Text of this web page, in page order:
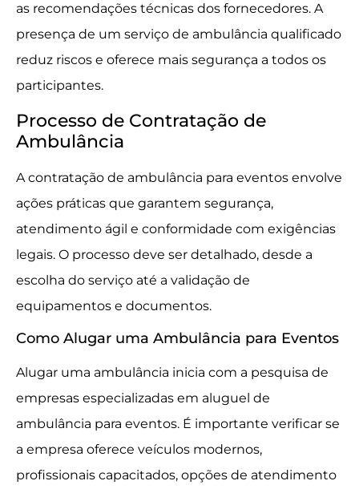
as recomendações técnicas dos fornecedores. A
presença de um serviço de ambulância qualificado
reduz riscos e oferece mais segurança a todos os
participantes.
Processo de Contratação de
Ambulância
A contratação de ambulância para eventos envolve
ações práticas que garantem segurança,
atendimento ágil e conformidade com exigências
legais. O processo deve ser detalhado, desde a
escolha do serviço até a validação de
equipamentos e documentos.
Como Alugar uma Ambulância para Eventos
Alugar uma ambulância inicia com a pesquisa de
empresas especializadas em aluguel de
ambulância para eventos. É importante verificar se
a empresa oferece veículos modernos,
profissionais capacitados, opções de atendimento